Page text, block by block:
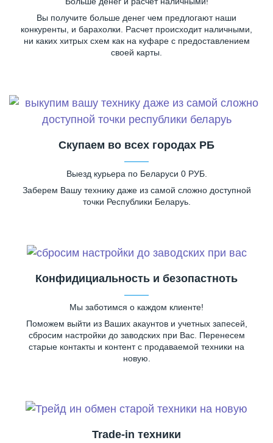
Вы получите больше денег чем предлогают наши
конкуренты, и барахолки. Расчет происходит наличными,
ни каких хитрых схем как на куфаре с предоставлением
своей карты.
Скупаем во всех городах РБ
Выезд курьера по Беларуси 0 РУБ.
Заберем Вашу технику даже из самой сложно доступной
точки Республики Беларуь.
Конфидициальность и безопастноть
Мы заботимся о каждом клиенте!
Поможем выйти из Ваших акаунтов и учетных запесей,
сбросим настройки до заводских при Вас. Перенесем
старые контакты и контент с продаваемой техники на
новую.
Trade-in техники